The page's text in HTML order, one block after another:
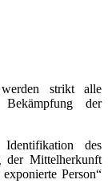
werden strikt alle
Bekämpfung der
des
der Mittelherkunft
Person“